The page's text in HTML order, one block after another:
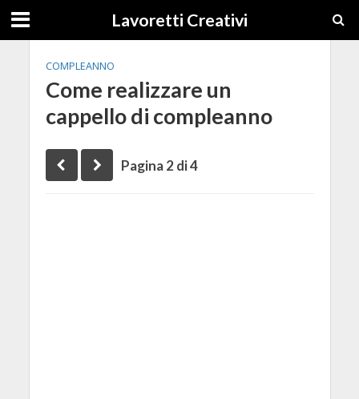
Lavoretti Creativi
COMPLEANNO
Come realizzare un
cappello di compleanno
Pagina 2 di 4